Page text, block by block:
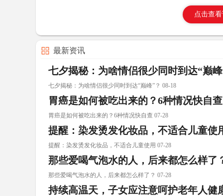
点击查
最新资讯
七夕揭秘：为啥情侣很少同时到达“巅
七夕揭秘：为啥情侣很少同时到达“巅峰”？ 08-18
胃癌是如何被吃出来的？6种情况快自查
胃癌是如何被吃出来的？6种情况快自查 07-28
提醒：染发烫发化妆品，不适合儿童使
提醒：染发烫发化妆品，不适合儿童使用 07-28
那些爱喝气泡水的人，后来都怎么样了
那些爱喝气泡水的人，后来都怎么样了？ 07-28
持续高温天，子女应注意呵护老年人健